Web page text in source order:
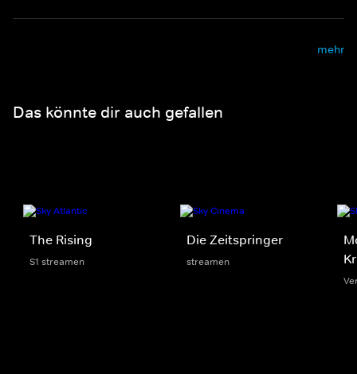
mehr
Das könnte dir auch gefallen
The Rising
S1 streamen
Die Zeitspringer
streamen